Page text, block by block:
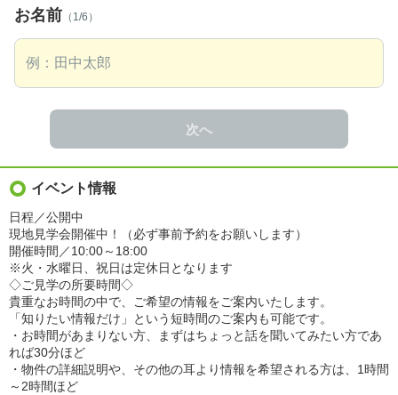
お名前 （1/6）
次へ
イベント情報
日程／公開中
現地見学会開催中！（必ず事前予約をお願いします）
開催時間／10:00～18:00
※火・水曜日、祝日は定休日となります
◇ご見学の所要時間◇
貴重なお時間の中で、ご希望の情報をご案内いたします。
「知りたい情報だけ」という短時間のご案内も可能です。
・お時間があまりない方、まずはちょっと話を聞いてみたい方であ
れば30分ほど
・物件の詳細説明や、その他の耳より情報を希望される方は、1時間
～2時間ほど